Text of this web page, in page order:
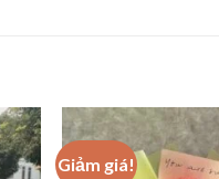
Giảm giá!